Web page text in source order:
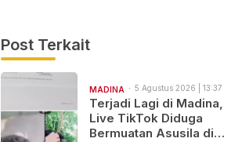
Post Terkait
MADINA 5 Agustus 2026 | 13:37
Terjadi Lagi di Madina,
Live TikTok Diduga
Bermuatan Asusila di